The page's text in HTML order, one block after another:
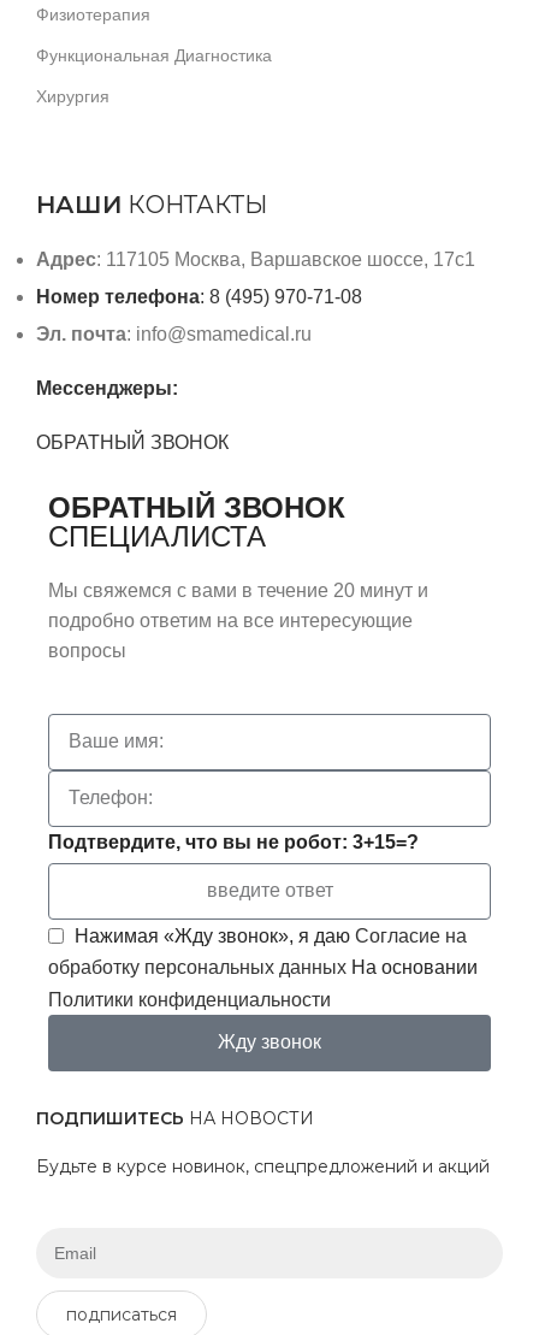
Физиотерапия
Функциональная Диагностика
Хирургия
НАШИ КОНТАКТЫ
Адрес: 117105 Москва, Варшавское шоссе, 17с1
Номер телефона: 8 (495) 970-71-08
Эл. почта: info@smamedical.ru
Мессенджеры:
ОБРАТНЫЙ ЗВОНОК
ОБРАТНЫЙ ЗВОНОК
СПЕЦИАЛИСТА
Мы свяжемся с вами в течение 20 минут и
подробно ответим на все интересующие
вопросы
Подтвердите, что вы не робот: 3+15=?
Нажимая «Жду звонок», я даю Согласие на
обработку персональных данных На основании
Политики конфиденциальности
Жду звонок
ПОДПИШИТЕСЬ НА НОВОСТИ
Будьте в курсе новинок, спецпредложений и акций
подписаться